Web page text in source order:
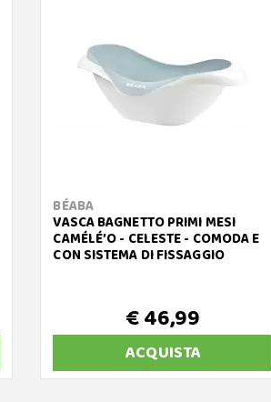
BÉABA
VASCA BAGNETTO PRIMI MESI
CAMÉLÉ’O - CELESTE - COMODA E
CON SISTEMA DI FISSAGGIO
€ 46,99
ACQUISTA